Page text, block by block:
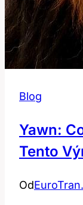
Blog
Yawn:
Tento
Od